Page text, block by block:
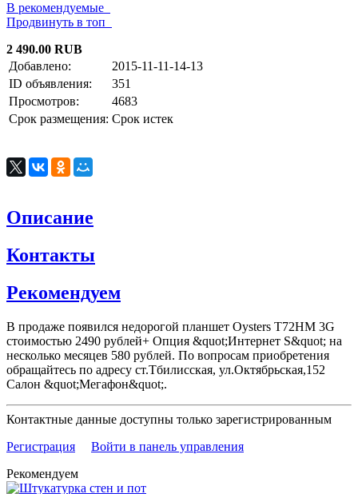
В рекомендуемые
Продвинуть в топ
2 490.00 RUB
Добавлено:
2015-11-11-14-13
ID объявления:
351
Просмотров:
4683
Срок размещения: Срок истек
Описание
Контакты
Рекомендуем
В продаже появился недорогой планшет Oysters T72HM 3G
стоимостью 2490 рублей+ Опция &quot;Интернет S&quot; на
несколько месяцев 580 рублей. По вопросам приобретения
обращайтесь по адресу ст.Тбилисская, ул.Октябрьская,152
Салон &quot;Мегафон&quot;.
Контактные данные доступны только зарегистрированным
Регистрация
Войти в панель управления
Рекомендуем